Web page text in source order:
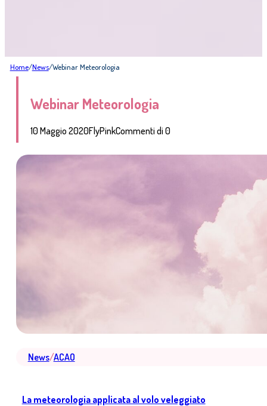
Home/News/Webinar Meteorologia
Webinar Meteorologia
10 Maggio 2020FlyPinkCommenti di 0
News/ACAO
La meteorologia applicata al volo veleggiato